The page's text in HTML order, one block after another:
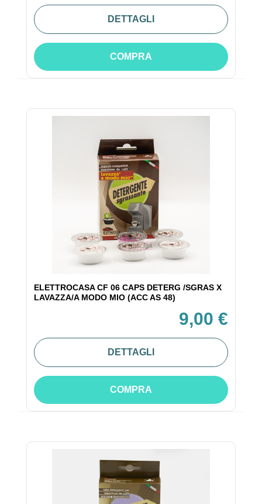
DETTAGLI
COMPRA
ELETTROCASA CF 06 CAPS DETERG /SGRAS X
LAVAZZA/A MODO MIO (ACC AS 48)
9,00 €
DETTAGLI
COMPRA